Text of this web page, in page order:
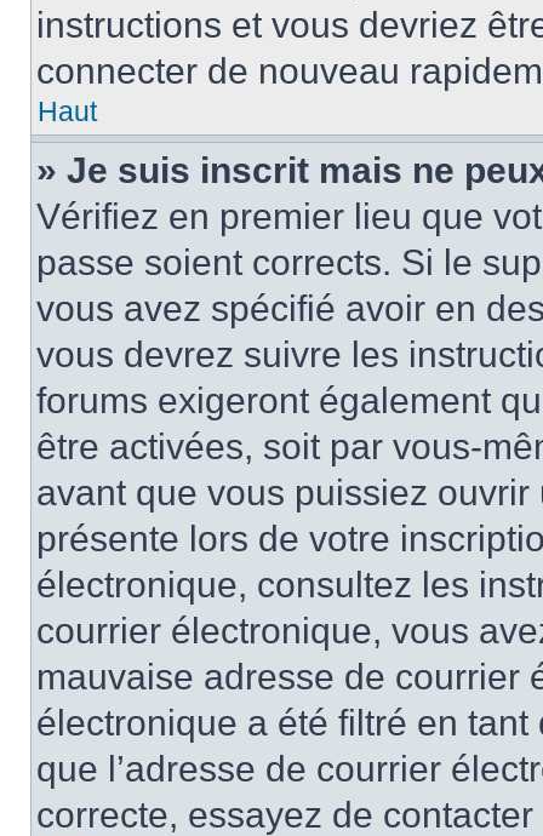
instructions et vous devriez
connecter de nouveau
Haut
» Je suis inscrit mais ne
Vérifiez en premier lieu que
passe soient corrects. Si le
vous avez spécifié avoir en
vous devrez suivre les
forums exigeront également
être activées, soit par vous-
avant que vous puissiez
présente lors de votre
électronique, consultez les
courrier électronique, vous
mauvaise adresse de courrier
électronique a été filtré en
que l’adresse de courrier
correcte, essayez de